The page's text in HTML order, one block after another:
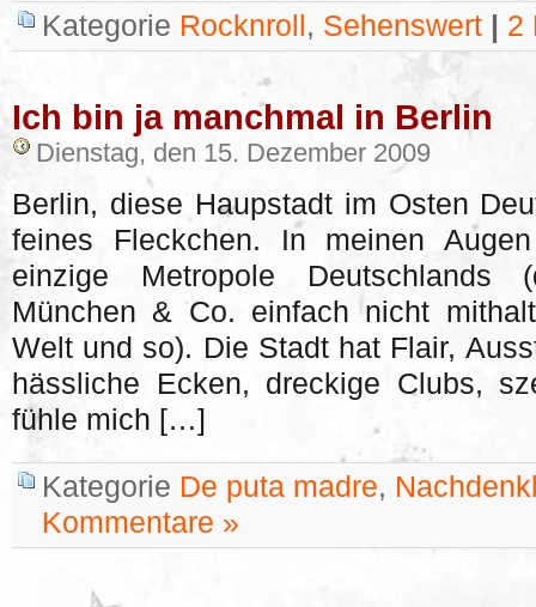
Kategorie Rocknroll , Sehenswert 2
Ich bin ja manchmal in Berlin
Dienstag, den 15. Dezember 2009
Berlin, diese Haupstadt im Osten
feines Fleckchen. In meinen
einzige Metropole Deutschlands
München & Co. einfach nicht
Welt und so). Die Stadt hat Flair,
hässliche Ecken, dreckige Clubs,
fühle mich […]
Kategorie De puta madre,
Kommentare »